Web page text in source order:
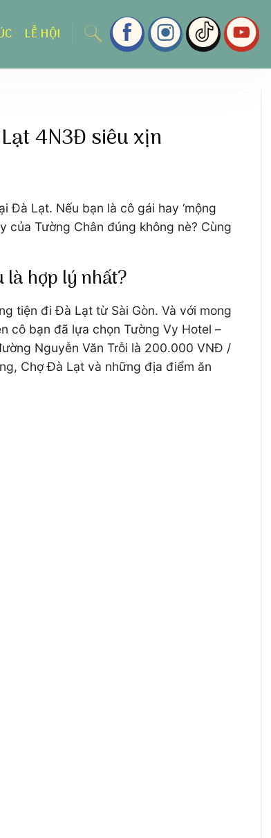
LỄ HỘI
4N3Đ siêu xịn
Đà Lạt. Nếu bạn là cô gái hay ‘mộng
của Tường Chân đúng không nè? Cùng
là hợp lý nhất?
tiện đi Đà Lạt từ Sài Gòn. Và với mong
cô bạn đã lựa chọn Tường Vy Hotel –
Nguyễn Văn Trỗi là 200.000 VNĐ /
Chợ Đà Lạt và những địa điểm ăn